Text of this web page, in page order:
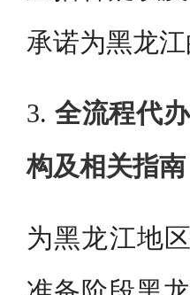
承诺为黑龙
3. 全流程代
构及相关指
为黑龙江地